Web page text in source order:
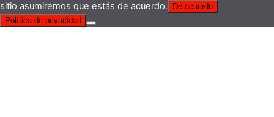
sitio asumiremos que estás de acuerdo.
De acuerdo
Política de privacidad